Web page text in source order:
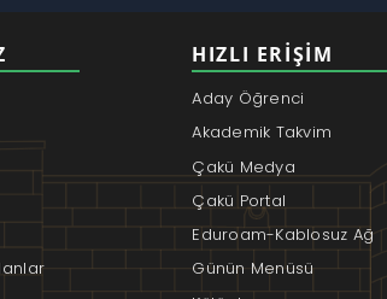
HIZLI ERIŞIM
Aday Öğrenci
Akademik Takvim
Çakü Medya
Çakü Portal
Eduroam-Kablosuz Ağ
Günün Menüsü